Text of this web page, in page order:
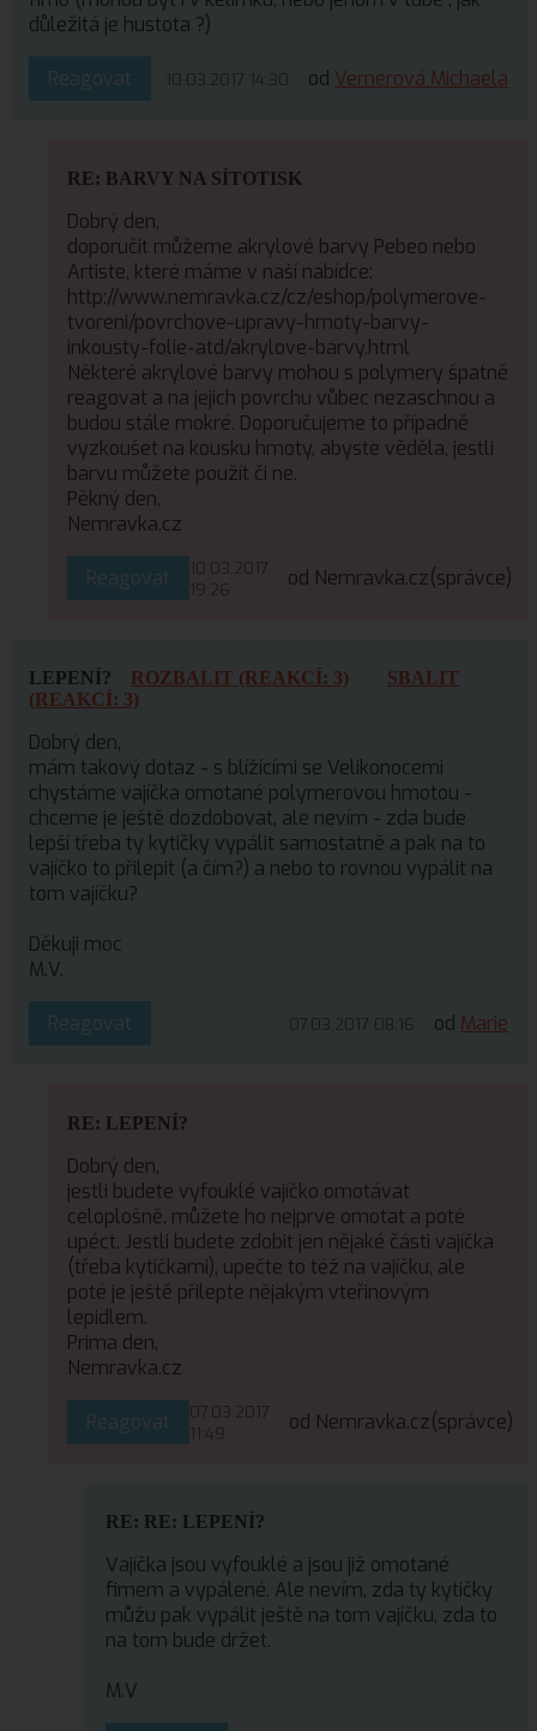
důležitá je hustota ?)
Reagovat 10.03.2017 14:30 od Vernerová Michaela
RE: BARVY NA SÍTOTISK
Dobrý den,
doporučit můžeme akrylové barvy Pebeo nebo
Artiste, které máme v naší nabídce:
http://www.nemravka.cz/cz/eshop/polymerove-
tvoreni/povrchove-upravy-hmoty-barvy-
inkousty-folie-atd/akrylove-barvy.html
Některé akrylové barvy mohou s polymery špatně
reagovat a na jejich povrchu vůbec nezaschnou a
budou stále mokré. Doporučujeme to případně
vyzkoušet na kousku hmoty, abyste věděla, jestli
barvu můžete použít či ne.
Pěkný den,
Nemravka.cz
Reagovat
10.03.2017
19:26
od Nemravka.cz(správce)
LEPENÍ? ROZBALIT (REAKCÍ: 3)
SBALIT
(REAKCÍ: 3)
Dobrý den,
mám takový dotaz - s blížícími se Velikonocemi
chystáme vajíčka omotané polymerovou hmotou -
chceme je ještě dozdobovat, ale nevím - zda bude
lepší třeba ty kytičky vypálit samostatně a pak na to
vajíčko to přilepit (a čím?) a nebo to rovnou vypálit na
tom vajíčku?
Děkuji moc
M.V.
Reagovat 07.03.2017 08:16 od Marie
RE: LEPENÍ?
Dobrý den,
jestli budete vyfouklé vajíčko omotávat
celoplošně, můžete ho nejprve omotat a poté
upéct. Jestli budete zdobit jen nějaké části vajíčka
(třeba kytičkami), upečte to též na vajíčku, ale
poté je ještě přilepte nějakým vteřinovým
lepidlem.
Prima den,
Nemravka.cz
Reagovat
07.03.2017
11:49
od Nemravka.cz(správce)
RE: RE: LEPENÍ?
Vajíčka jsou vyfouklé a jsou již omotané
fimem a vypálené. Ale nevím, zda ty kytičky
můžu pak vypálit ještě na tom vajíčku, zda to
na tom bude držet.
M.V